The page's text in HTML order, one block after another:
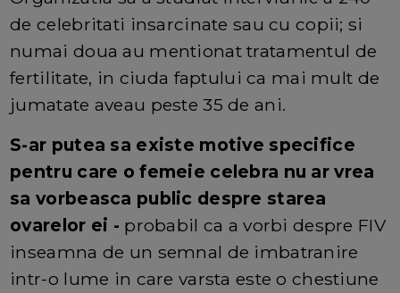
de celebritati insarcinate sau cu copii; si
numai doua au mentionat tratamentul de
fertilitate, in ciuda faptului ca mai mult de
jumatate aveau peste 35 de ani.
S-ar putea sa existe motive specifice
pentru care o femeie celebra nu ar vrea
sa vorbeasca public despre starea
ovarelor ei - probabil ca a vorbi despre FIV
inseamna de un semnal de imbatranire
intr-o lume in care varsta este o chestiune